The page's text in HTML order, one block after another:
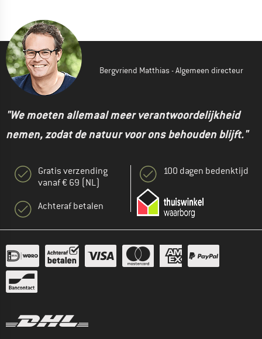
Bergvriend Matthias - Algemeen directeur
"We moeten allemaal meer verantwoordelijkheid
nemen, zodat de natuur voor ons behouden blijft."
Gratis verzending
vanaf € 69 (NL)
Achteraf betalen
100 dagen bedenktijd